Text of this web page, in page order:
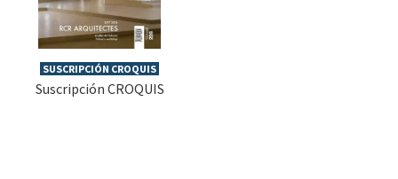
SUSCRIPCIÓN CROQUIS
Suscripción CROQUIS